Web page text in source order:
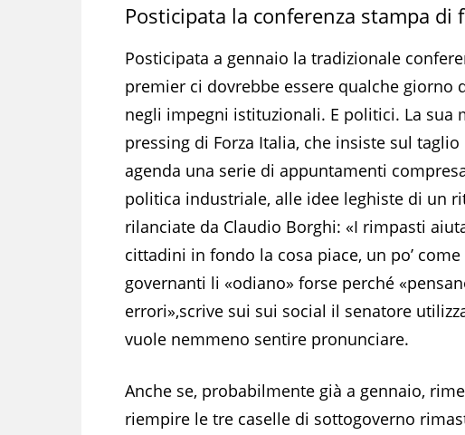
Posticipata la conferenza stampa di
Posticipata a gennaio la tradizionale
premier ci dovrebbe essere qualche
negli impegni istituzionali. E politici. La sua
pressing di Forza Italia, che insiste sul
agenda una serie di appuntamenti
politica industriale, alle idee leghiste di un
rilanciate da Claudio Borghi: «I rimpasti
cittadini in fondo la cosa piace, un po’
governanti li «odiano» forse perché
errori»,scrive sui sui social il senatore
vuole nemmeno sentire pronunciare.
Anche se, probabilmente già a gennaio,
riempire le tre caselle di sottogoverno